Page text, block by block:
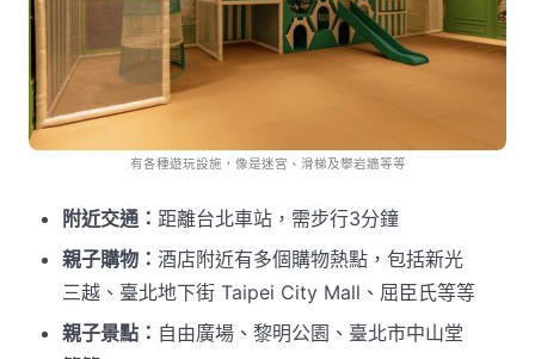
有各種遊玩設施，像是迷宮、滑梯及攀岩牆等等
附近交通： 距離台北車站，需步行3分鐘
親子購物： 酒店附近有多個購物熱點，包括新光
三越、臺北地下街 Taipei City Mall、屈臣氏等等
親子景點： 自由廣場、黎明公園、臺北市中山堂